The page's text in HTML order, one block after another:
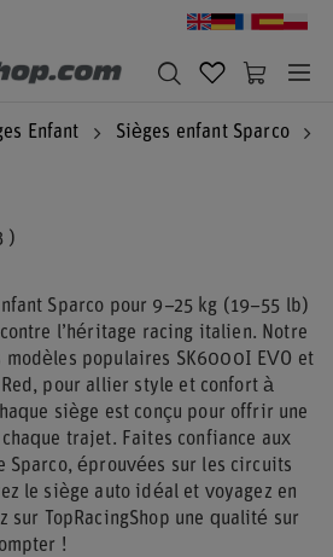
Enfant Sièges enfant Sparco
)
Sparco pour 9–25 kg (19–55 lb)
l’héritage racing italien. Notre
modèles populaires SK6000I EVO et
Red, pour allier style et confort à
siège est conçu pour offrir une
trajet. Faites confiance aux
Sparco, éprouvées sur les circuits
le siège auto idéal et voyagez en
sur TopRacingShop une qualité sur
!